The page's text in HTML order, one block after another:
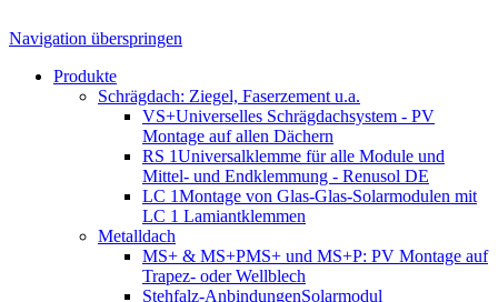
Navigation überspringen
Produkte
Schrägdach: Ziegel, Faserzement u.a.
VS+Universelles Schrägdachsystem - PV
Montage auf allen Dächern
RS 1Universalklemme für alle Module und
Mittel- und Endklemmung - Renusol DE
LC 1Montage von Glas-Glas-Solarmodulen mit
LC 1 Lamiantklemmen
Metalldach
MS+ & MS+PMS+ und MS+P: PV Montage auf
Trapez- oder Wellblech
Stehfalz-AnbindungenSolarmodul